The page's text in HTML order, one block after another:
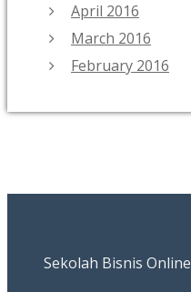
April 2016
March 2016
February 2016
Sekolah Bisnis Online